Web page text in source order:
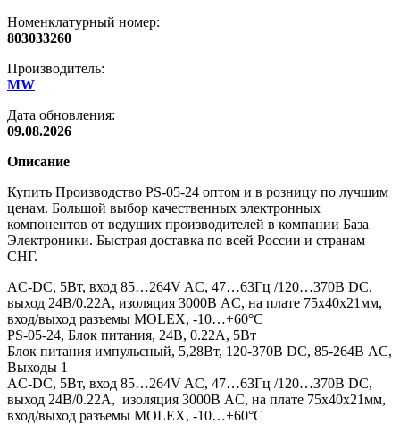
Номенклатурный номер:
803033260
Производитель:
MW
Дата обновления:
09.08.2026
Описание
Купить Производство PS-05-24 оптом и в розницу по лучшим
ценам. Большой выбор качественных электронных
компонентов от ведущих производителей в компании База
Электроники. Быстрая доставка по всей России и странам
СНГ.
AC-DC, 5Вт, вход 85…264V AC, 47…63Гц /120…370В DC,
выход 24В/0.22A, изоляция 3000В AC, на плате 75х40х21мм,
вход/выход разъемы MOLEX, -10…+60°С
PS-05-24, Блок питания, 24В, 0.22А, 5Вт
Блок питания импульсный, 5,28Вт, 120-370В DC, 85-264В AC,
Выходы 1
AC-DC, 5Вт, вход 85…264V AC, 47…63Гц /120…370В DC,
выход 24В/0.22A, изоляция 3000В AC, на плате 75х40х21мм,
вход/выход разъемы MOLEX, -10…+60°С